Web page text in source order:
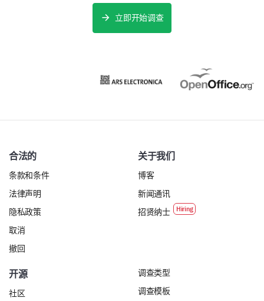
立即开始调查
合法的
条款和条件
法律声明
隐私政策
取消
撤回
关于我们
博客
新闻通讯
招贤纳士
开源
社区
调查类型
调查模板